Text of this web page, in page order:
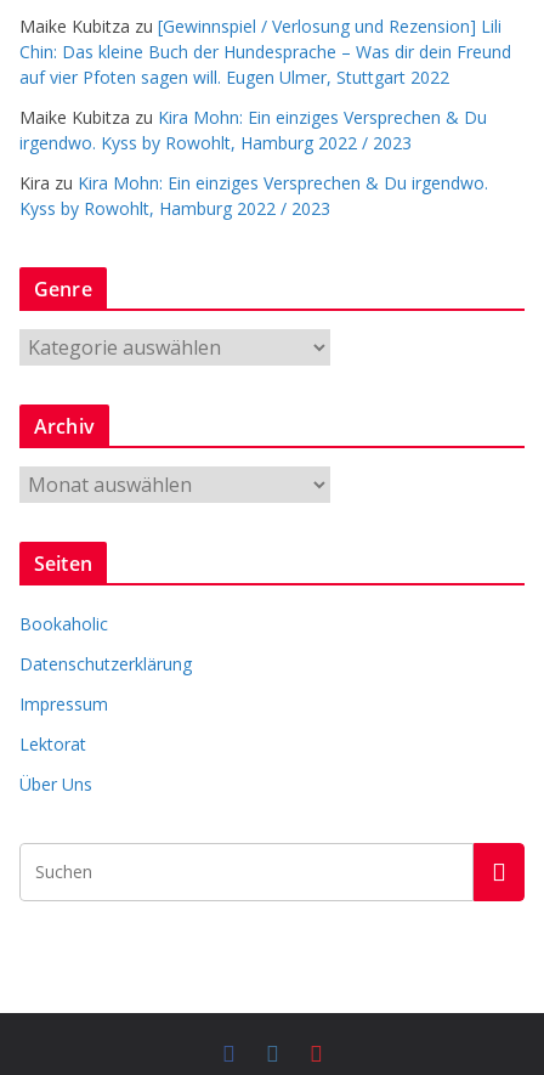
Maike Kubitza zu [Gewinnspiel / Verlosung und Rezension] Lili
Chin: Das kleine Buch der Hundesprache – Was dir dein Freund
auf vier Pfoten sagen will. Eugen Ulmer, Stuttgart 2022
Maike Kubitza zu Kira Mohn: Ein einziges Versprechen & Du
irgendwo. Kyss by Rowohlt, Hamburg 2022 / 2023
Kira zu Kira Mohn: Ein einziges Versprechen & Du irgendwo.
Kyss by Rowohlt, Hamburg 2022 / 2023
Genre
G
n
e
Archiv
c
v
Seiten
Bookaholic
Datenschutzerklärung
Impressum
Lektorat
Über Uns